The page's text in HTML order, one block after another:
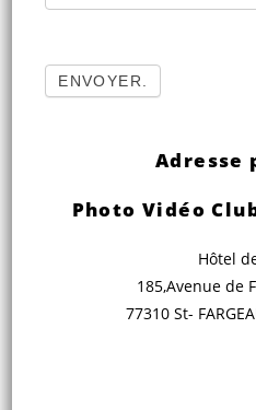
Adresse
Photo Vidéo
Hôtel
185,Avenue de
77310 St-